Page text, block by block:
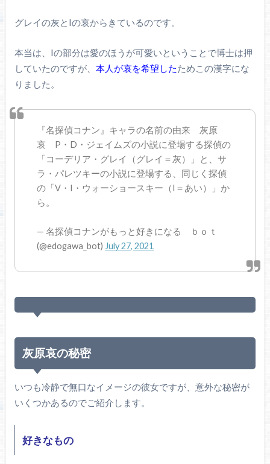
グレイの灰とIの哀からきているのです。
本当は、Iの部分は愛のほうが可愛いということで博士は押
していたのですが、 本人が哀を希望したためこの漢字にな
りました。
『名探偵コナン』キャラの名前の由来 灰原
哀 P・D・ジェイムズの小説に登場する探偵の
「コーデリア・グレイ（グレイ＝灰）」と、サ
ラ・パレツキーの小説に登場する、同じく探偵
の「V・I・ウォーショースキー（I＝あい）」か
ら。
— 名探偵コナンがもっと好きになる ｂｏｔ
(@edogawa_bot) July 27, 2021
灰原哀の秘密
いつも冷静で無口なイメージの彼女ですが、意外な秘密が
いくつかあるのでご紹介します。
好きなもの